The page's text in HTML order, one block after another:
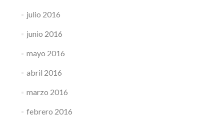
julio 2016
junio 2016
mayo 2016
abril 2016
marzo 2016
febrero 2016